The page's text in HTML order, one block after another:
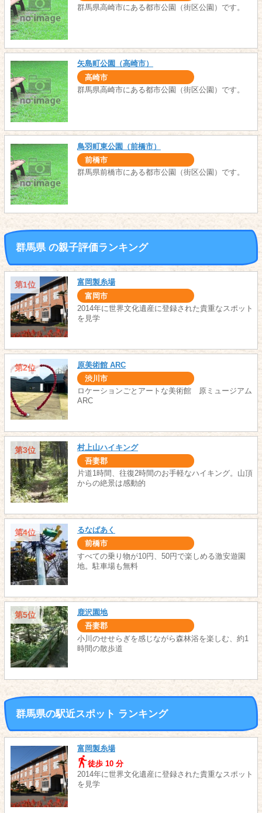
群馬県高崎市にある都市公園（街区公園）です。
矢島町公園（高崎市）
高崎市
群馬県高崎市にある都市公園（街区公園）です。
鳥羽町東公園（前橋市）
前橋市
群馬県前橋市にある都市公園（街区公園）です。
群馬県 の親子評価ランキング
第1位 富岡製糸場
富岡市
2014年に世界文化遺産に登録された貴重なスポット
を見学
第2位 原美術館 ARC
渋川市
ロケーションごとアートな美術館 原ミュージアム
ARC
第3位 村上山ハイキング
吾妻郡
片道1時間、往復2時間のお手軽なハイキング。山頂
からの絶景は感動的
第4位 るなぱあく
前橋市
すべての乗り物が10円、50円で楽しめる激安遊園
地。駐車場も無料
第5位 鹿沢園地
吾妻郡
小川のせせらぎを感じながら森林浴を楽しむ、約1
時間の散歩道
群馬県の駅近スポット ランキング
富岡製糸場
徒歩 10 分
2014年に世界文化遺産に登録された貴重なスポット
を見学